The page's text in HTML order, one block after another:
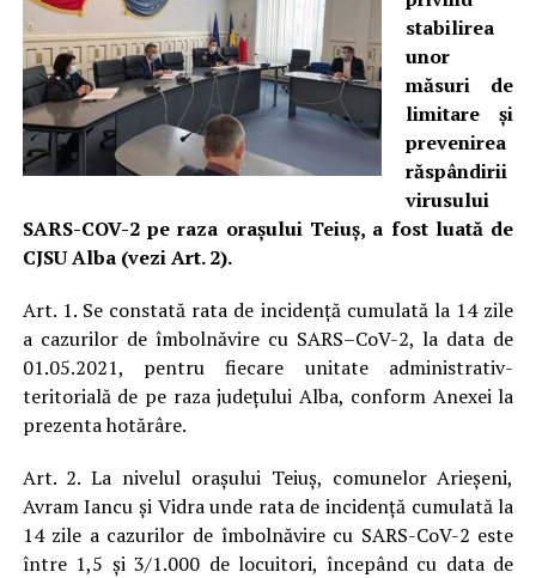
stabilirea
unor
măsuri de
limitare și
prevenirea
răspândirii
virusului
SARS-COV-2 pe raza oraşului Teiuş, a fost luată de
CJSU Alba (vezi Art. 2).
Art. 1. Se constată rata de incidență cumulată la 14 zile
a cazurilor de îmbolnăvire cu SARS–CoV-2, la data de
01.05.2021, pentru fiecare unitate administrativ-
teritorială de pe raza județului Alba, conform Anexei la
prezenta hotărâre.
Art. 2. La nivelul oraşului Teiuş, comunelor Arieşeni,
Avram Iancu şi Vidra unde rata de incidență cumulată la
14 zile a cazurilor de îmbolnăvire cu SARS-CoV-2 este
între 1,5 și 3/1.000 de locuitori, începând cu data de